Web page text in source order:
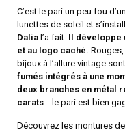
C’est le pari un peu fou
lunettes de soleil et
Dalia l’a fait. Il développe
et au logo caché.
bijoux à l’allure vintage
fumés intégrés à une
deux branches en métal
carats… le pari est bien
Découvrez les montures